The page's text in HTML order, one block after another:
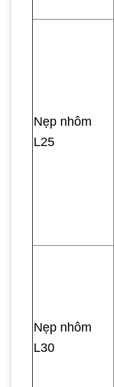
Nẹp nhôm
L25
Nẹp nhôm
L30